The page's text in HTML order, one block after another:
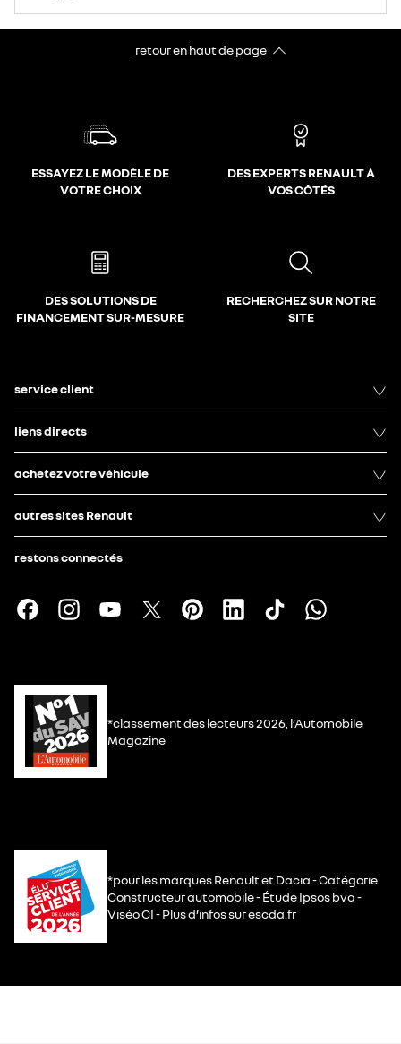
retour en haut de page​
ESSAYEZ LE MODÈLE DE
VOTRE CHOIX
DES EXPERTS RENAULT À
VOS CÔTÉS
DES SOLUTIONS DE
FINANCEMENT SUR-MESURE
RECHERCHEZ SUR NOTRE
SITE
service client
liens directs
achetez votre véhicule
autres sites Renault
restons connectés
*classement des lecteurs 2026, l’Automobile
Magazine
*pour les marques Renault et Dacia - Catégorie
Constructeur automobile - Étude Ipsos bva -
Viséo CI - Plus d’infos sur escda.fr